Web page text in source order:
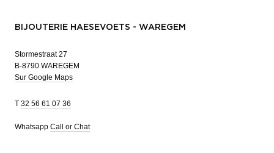
BIJOUTERIE HAESEVOETS - WAREGEM
Stormestraat 27
B-8790 WAREGEM
Sur Google Maps
T 32 56 61 07 36
Whatsapp Call or Chat